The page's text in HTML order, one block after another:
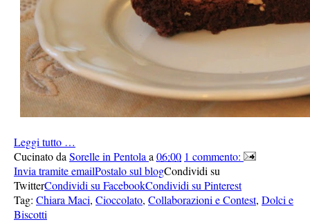
Leggi tutto …
Cucinato da Sorelle in Pentola a 06:00 1 commento:
Invia tramite emailPostalo sul blogCondividi su
TwitterCondividi su FacebookCondividi su Pinterest
Tag: Chiara Maci, Cioccolato, Collaborazioni e Contest, Dolci e
Biscotti